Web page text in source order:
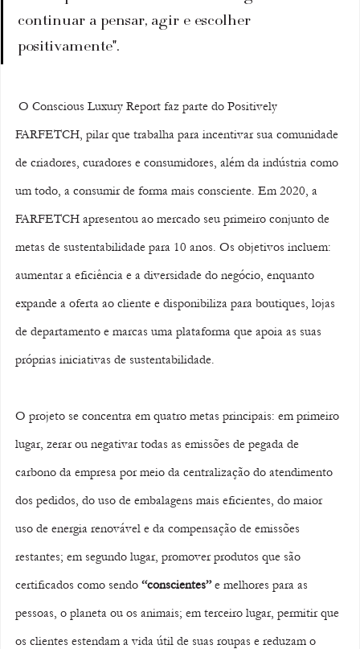
continuar a pensar, agir e escolher
positivamente".
FARFETCH, pilar que trabalha para incentivar sua comunidade
de criadores, curadores e consumidores, além da indústria como
um todo, a consumir de forma mais consciente. Em 2020, a
FARFETCH apresentou ao mercado seu primeiro conjunto de
metas de sustentabilidade para 10 anos. Os objetivos incluem:
aumentar a eficiência e a diversidade do negócio, enquanto
expande a oferta ao cliente e disponibiliza para boutiques, lojas
de departamento e marcas uma plataforma que apoia as suas
próprias iniciativas de sustentabilidade.
O projeto se concentra em quatro metas principais: em primeiro
lugar, zerar ou negativar todas as emissões de pegada de
carbono da empresa por meio da centralização do atendimento
dos pedidos, do uso de embalagens mais eficientes, do maior
uso de energia renovável e da compensação de emissões
restantes; em segundo lugar, promover produtos que são
certificados como sendo “conscientes” e melhores para as
pessoas, o planeta ou os animais; em terceiro lugar, permitir que
os clientes estendam a vida útil de suas roupas e reduzam o